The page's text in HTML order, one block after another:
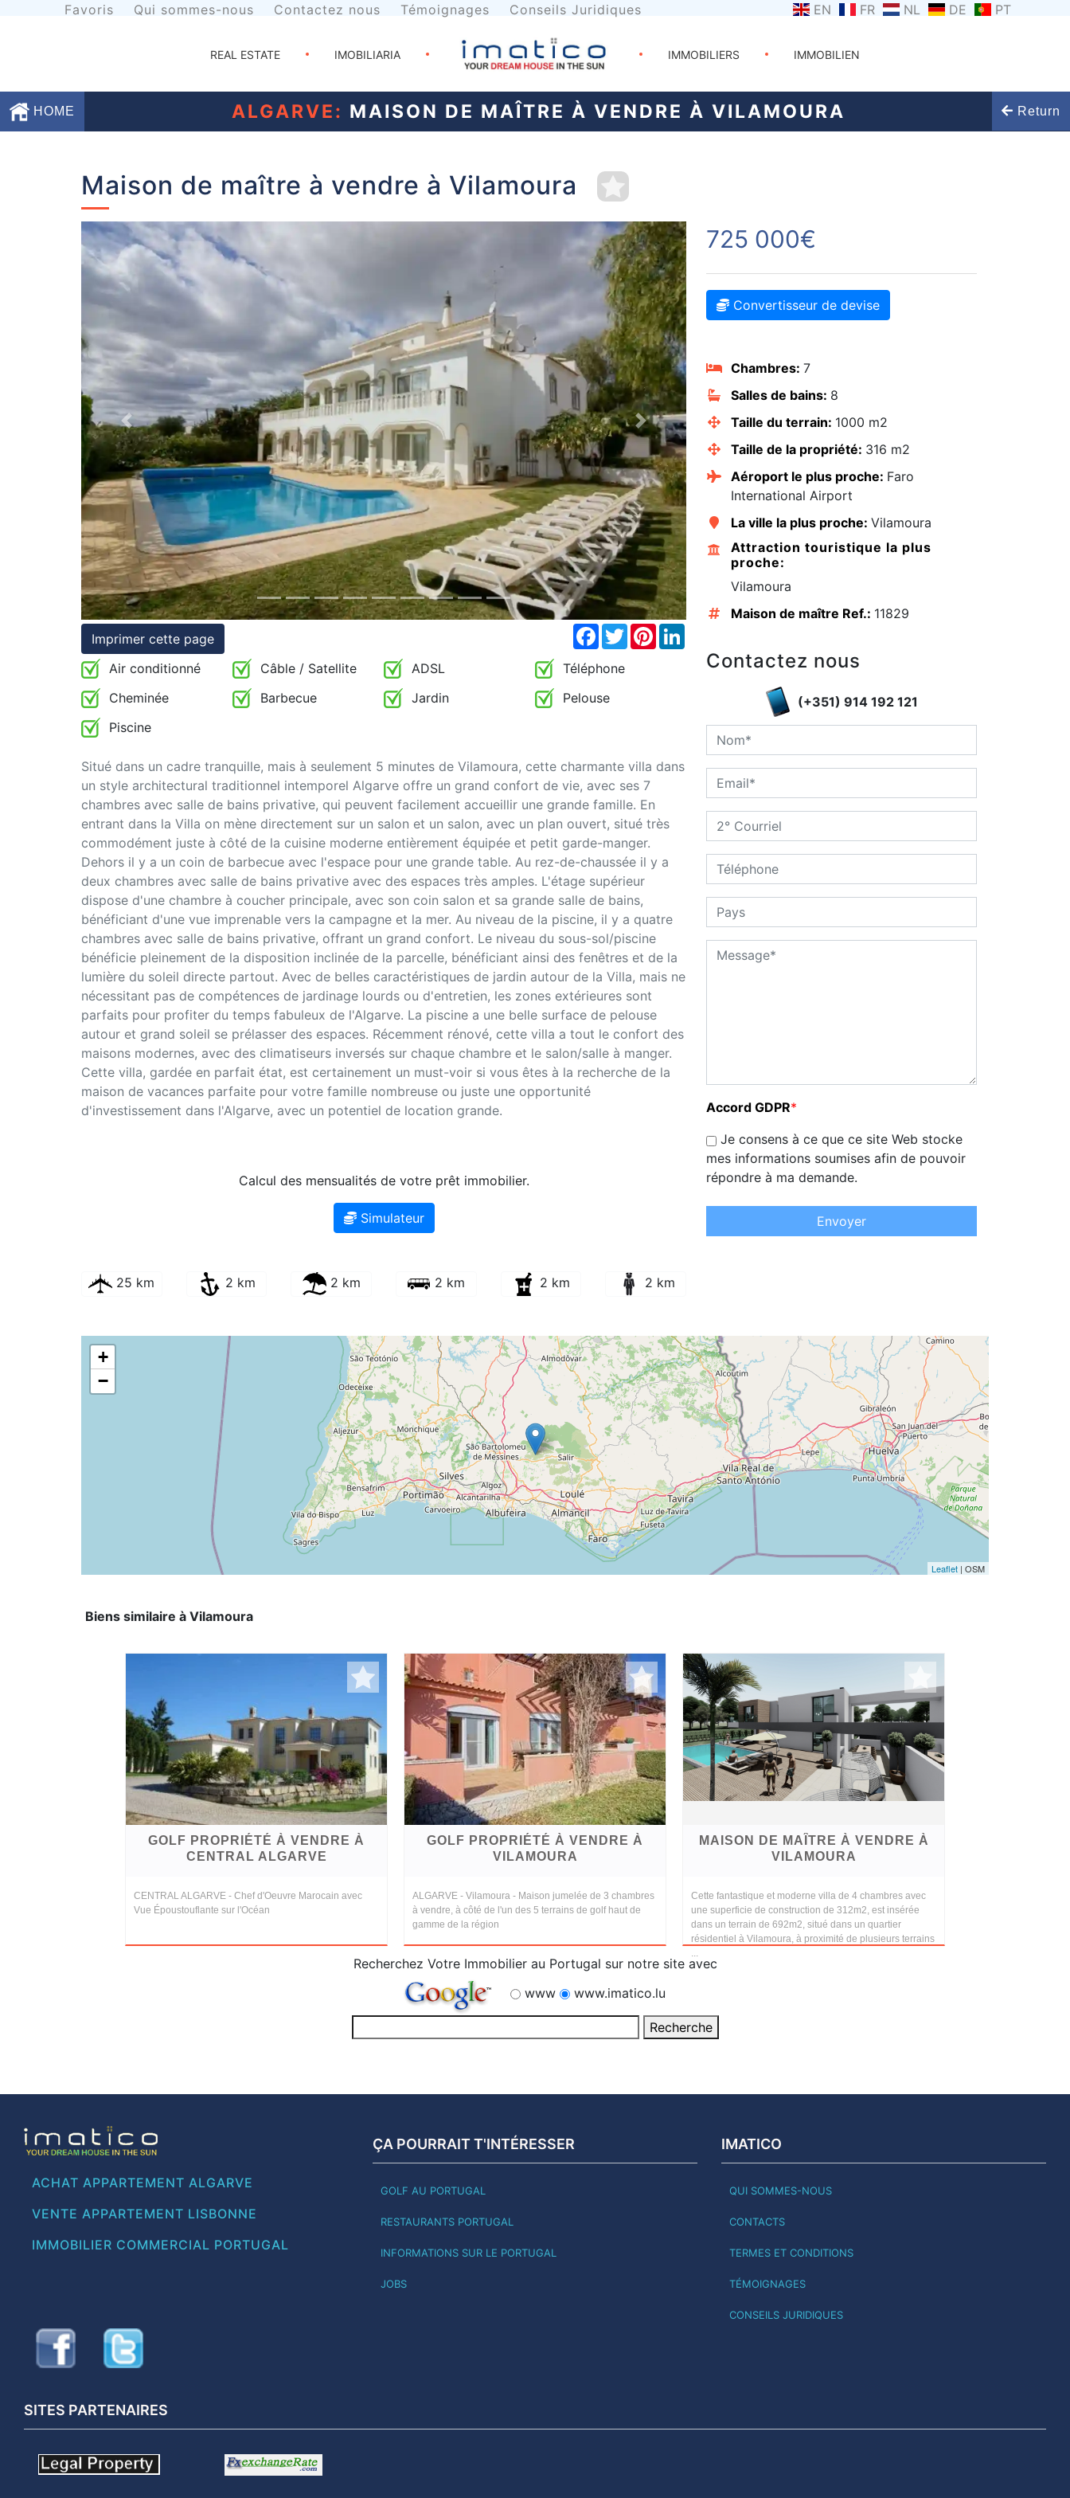
Favoris Qui sommes-nous Contactez nous Témoignages Conseils Juridiques EN FR NL DE PT
REAL ESTATE IMOBILIARIA IMMOBILIERS IMMOBILIEN
HOME ALGARVE: MAISON DE MAÎTRE À VENDRE À VILAMOURA Return
conditions
Témoignages
Juridiques
Maison de maître à vendre à Vilamoura
Previous Next
Imprimer cette page
Facebook
TwitterPinterest
Air conditionné Câble / Satellite ADSL
Téléphone
Cheminée
Barbecue Jardin
Pelouse
Piscine
Situé dans un cadre tranquille, mais à seulement 5 minutes de Vilamoura, cette charmante villa dans
un style architectural traditionnel intemporel Algarve offre un grand confort de vie, avec ses 7
chambres avec salle de bains privative, qui peuvent facilement accueillir une grande famille. En
entrant dans la Villa on mène directement sur un salon et un salon, avec un plan ouvert, situé très
commodément juste à côté de la cuisine moderne entièrement équipée et petit garde-manger.
Dehors il y a un coin de barbecue avec l'espace pour une grande table. Au rez-de-chaussée il y a
deux chambres avec salle de bains privative avec des espaces très amples. L'étage supérieur
dispose d'une chambre à coucher principale, avec son coin salon et sa grande salle de bains,
bénéficiant d'une vue imprenable vers la campagne et la mer. Au niveau de la piscine, il y a quatre
chambres avec salle de bains privative, offrant un grand confort. Le niveau du sous-sol/piscine
bénéficie pleinement de la disposition inclinée de la parcelle, bénéficiant ainsi des fenêtres et de la
lumière du soleil directe partout. Avec de belles caractéristiques de jardin autour de la Villa, mais ne
nécessitant pas de compétences de jardinage lourds ou d'entretien, les zones extérieures sont
parfaits pour profiter du temps fabuleux de l'Algarve. La piscine a une belle surface de pelouse
autour et grand soleil se prélasser des espaces. Récemment rénové, cette villa a tout le confort des
maisons modernes, avec des climatiseurs inversés sur chaque chambre et le salon/salle à manger.
Cette villa, gardée en parfait état, est certainement un must-voir si vous êtes à la recherche de la
maison de vacances parfaite pour votre famille nombreuse ou juste une opportunité
d'investissement dans l'Algarve, avec un potentiel de location grande.
Calcul des mensualités de votre prêt immobilier.
Simulateur
25 km 2 km 2 km 2 km 2 km 2 km
725 000€
Convertisseur de devise
Chambres: 7
Salles de bains: 8
Taille du terrain: 1000 m2
Taille de la propriété: 316 m2
Aéroport le plus proche: Faro
International Airport
La ville la plus proche: Vilamoura
Attraction touristique la plus
proche:
Vilamoura
Maison de maître Ref.: 11829
Contactez nous
(+351) 914 192 121
Accord GDPR*
Je consens à ce que ce site Web stocke
mes informations soumises afin de pouvoir
répondre à ma demande.
Envoyer
+
−
Leaflet | OSM
Biens similaire à Vilamoura
GOLF PROPRIÉTÉ À VENDRE À
CENTRAL ALGARVE
CENTRAL ALGARVE - Chef d'Oeuvre Marocain avec
Vue Époustouflante sur l'Océan
GOLF PROPRIÉTÉ À VENDRE À
VILAMOURA
ALGARVE - Vilamoura - Maison jumelée de 3 chambres
à vendre, à côté de l'un des 5 terrains de golf haut de
gamme de la région
MAISON DE MAÎTRE À VENDRE À
VILAMOURA
Cette fantastique et moderne villa de 4 chambres avec
une superficie de construction de 312m2, est insérée
dans un terrain de 692m2, situé dans un quartier
résidentiel à Vilamoura, à proximité de plusieurs terrains
...
Recherchez Votre Immobilier au Portugal sur notre site avec
www
www.imatico.lu
ACHAT APPARTEMENT ALGARVE
VENTE APPARTEMENT LISBONNE
IMMOBILIER COMMERCIAL PORTUGAL
ÇA POURRAIT T'INTÉRESSER
GOLF AU PORTUGAL
RESTAURANTS PORTUGAL
INFORMATIONS SUR LE PORTUGAL
JOBS
IMATICO
QUI SOMMES-NOUS
CONTACTS
TERMES ET CONDITIONS
TÉMOIGNAGES
CONSEILS JURIDIQUES
SITES PARTENAIRES